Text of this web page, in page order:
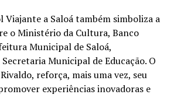
Viajante a Saloá também simboliza a
o Ministério da Cultura, Banco
Municipal de Saloá,
Municipal de Educação. O
reforça, mais uma vez, seu
experiências inovadoras e